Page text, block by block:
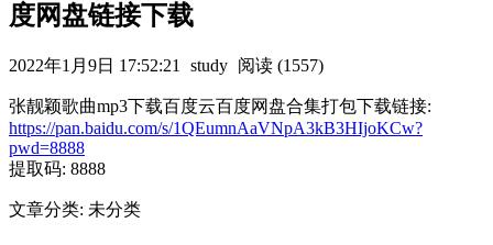
度网盘链接下载
2022年1月9日 17:52:21 study 阅读 (1557)
张靓颖歌曲mp3下载百度云百度网盘合集打包下载链接:
https://pan.baidu.com/s/1QEumnAaVNpA3kB3HIjoKCw?
pwd=8888
提取码: 8888
文章分类: 未分类